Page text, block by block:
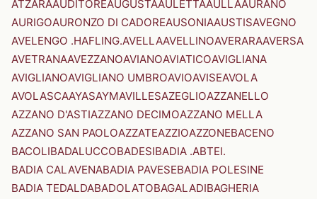
ATZARAAUDITOREAUGUSTAAULETTAAULLAAURANO
AURIGOAURONZO DI CADOREAUSONIAAUSTISAVEGNO
AVELENGO .HAFLING.AVELLAAVELLINOAVERARAAVERSA
AVETRANAAVEZZANOAVIANOAVIATICOAVIGLIANA
AVIGLIANOAVIGLIANO UMBROAVIOAVISEAVOLA
AVOLASCAAYASAYMAVILLESAZEGLIOAZZANELLO
AZZANO D'ASTIAZZANO DECIMOAZZANO MELLA
AZZANO SAN PAOLOAZZATEAZZIOAZZONEBACENO
BACOLIBADALUCCOBADESIBADIA .ABTEI.
BADIA CALAVENABADIA PAVESEBADIA POLESINE
BADIA TEDALDABADOLATOBAGALADIBAGHERIA